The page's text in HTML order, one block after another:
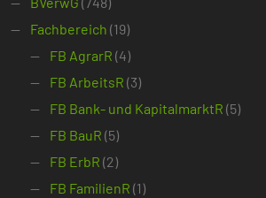
Fachbereich (19)
FB AgrarR (4)
FB ArbeitsR (3)
FB Bank- und KapitalmarktR (5)
FB BauR (5)
FB ErbR (2)
FB FamilienR (1)